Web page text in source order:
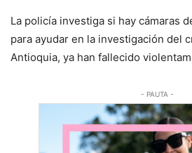
La policía investiga si hay cámaras
para ayudar en la investigación del
Antioquia, ya han fallecido
- PAUTA -